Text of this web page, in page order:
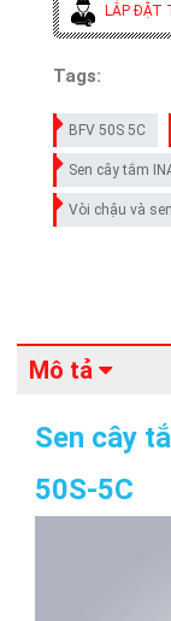
LẮP ĐẶT
Tags:
BFV 50S 5C
Sen cây tắm
Vòi chậu và
Mô tả
Sen cây
50S-5C